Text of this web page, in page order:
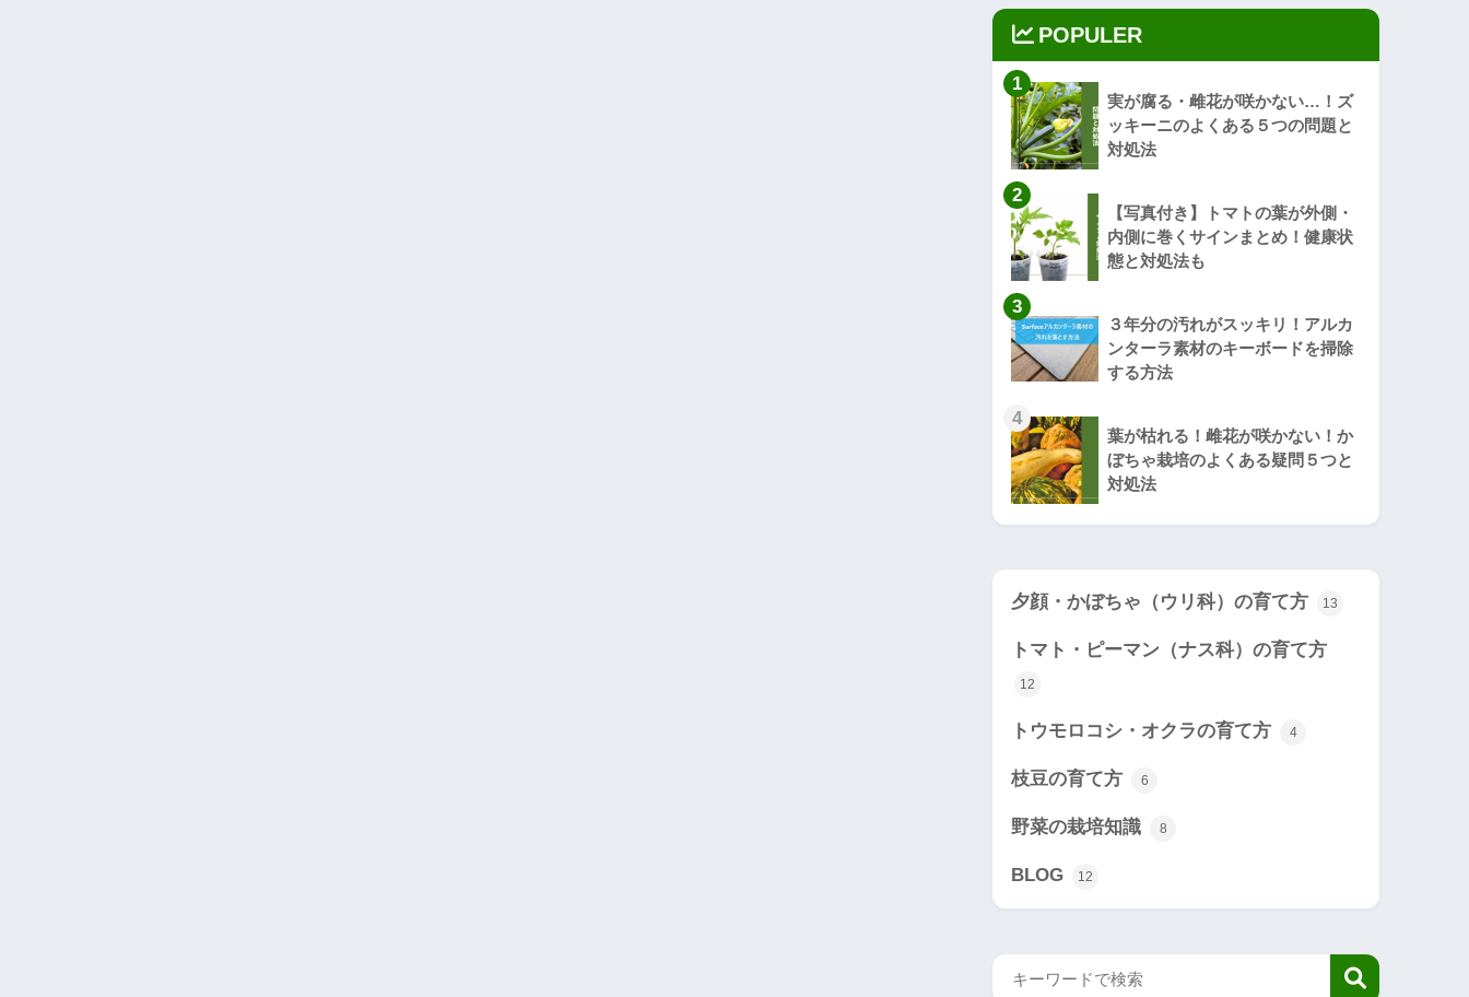
POPULER
1
実が腐る・雌花が咲かない…！ズ
ッキーニのよくある５つの問題と
対処法
2
【写真付き】トマトの葉が外側・
内側に巻くサインまとめ！健康状
態と対処法も
3
３年分の汚れがスッキリ！アルカ
ンターラ素材のキーボードを掃除
する方法
4
葉が枯れる！雌花が咲かない！か
ぼちゃ栽培のよくある疑問５つと
対処法
夕顔・かぼちゃ（ウリ科）の育て方 13
トマト・ピーマン（ナス科）の育て方
12
トウモロコシ・オクラの育て方 4
枝豆の育て方 6
野菜の栽培知識 8
BLOG 12